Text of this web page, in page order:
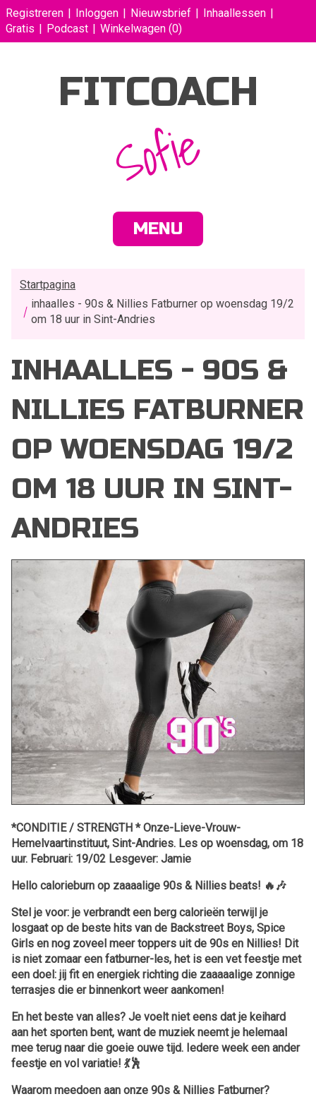
Registreren Inloggen Nieuwsbrief
Inhaallessen
Gratis
Podcast Winkelwagen (0)
FITCOACH
Sofie
MENU
Startpagina
inhaalles - 90s & Nillies Fatburner op woensdag 19/2
om 18 uur in Sint-Andries
INHAALLES - 90S &
NILLIES FATBURNER
OP WOENSDAG 19/2
OM 18 UUR IN SINT-
ANDRIES
*CONDITIE / STRENGTH * Onze-Lieve-Vrouw-
Hemelvaartinstituut, Sint-Andries. Les op woensdag, om 18
uur. Februari: 19/02 Lesgever: Jamie
Hello calorieburn op zaaaalige 90s & Nillies beats! 🔥🎶
Stel je voor: je verbrandt een berg calorieën terwijl je
losgaat op de beste hits van de Backstreet Boys, Spice
Girls en nog zoveel meer toppers uit de 90s en Nillies! Dit
is niet zomaar een fatburner-les, het is een vet feestje met
een doel: jij fit en energiek richting die zaaaaalige zonnige
terrasjes die er binnenkort weer aankomen!
En het beste van alles? Je voelt niet eens dat je keihard
aan het sporten bent, want de muziek neemt je helemaal
mee terug naar die goeie ouwe tijd. Iedere week een ander
feestje en vol variatie! 💃🕺
Waarom meedoen aan onze 90s & Nillies Fatburner?